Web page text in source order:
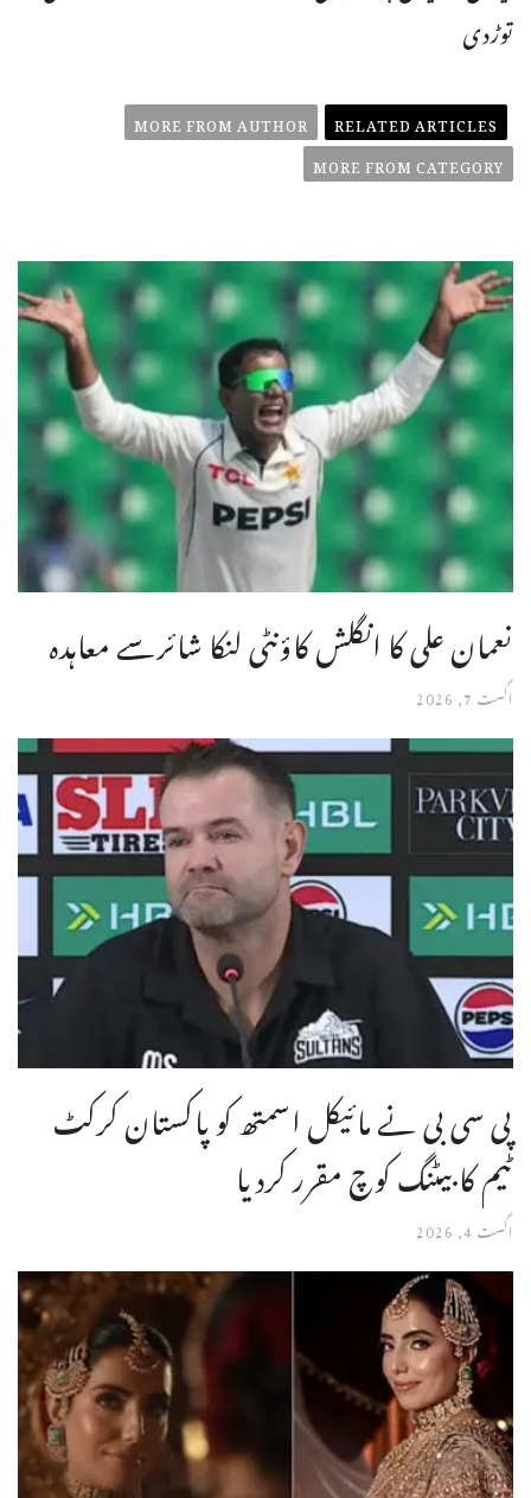
توڑدی
RELATED ARTICLES
MORE FROM AUTHOR
MORE FROM CATEGORY
نعمان علی کا انگلش کاؤنٹی لنکا شائرسے معاہدہ
اگست 7, 2026
پی سی بی نے مائیکل اسمتھ کو پاکستان کرکٹ
ٹیم کا بیٹنگ کوچ مقرر کردیا
اگست 4, 2026